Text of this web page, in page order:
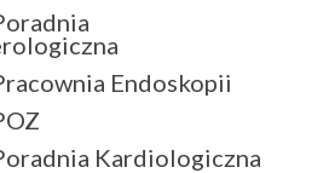
Endoskopii
Kardiologiczna